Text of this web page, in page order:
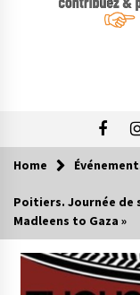
Home
Poitiers. Journée de
Madleens to Gaza »